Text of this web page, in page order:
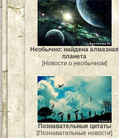
Необычно: найдена алмазная
планета
[Новости о необычном]
Познавательные цитаты
[Познавательные новости]